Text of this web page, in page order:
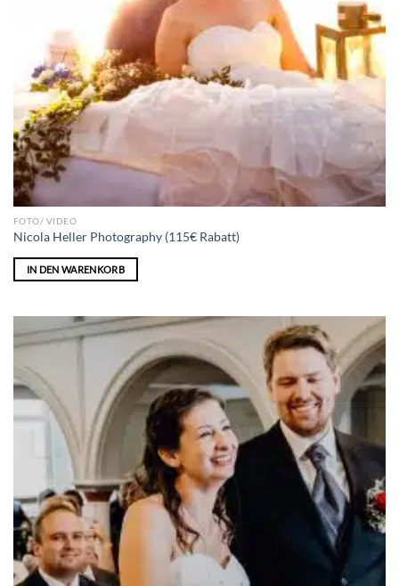
FOTO/ VIDEO
Nicola Heller Photography (115€ Rabatt)
IN DEN WARENKORB